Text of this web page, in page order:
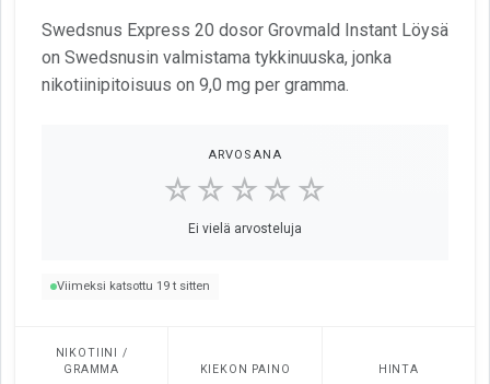
Swedsnus Express 20 dosor Grovmald Instant Löysä
on Swedsnusin valmistama tykkinuuska, jonka
nikotiinipitoisuus on 9,0 mg per gramma.
ARVOSANA
☆☆☆☆☆
Ei vielä arvosteluja
Viimeksi katsottu 19 t sitten
NIKOTIINI /
GRAMMA
KIEKON PAINO HINTA